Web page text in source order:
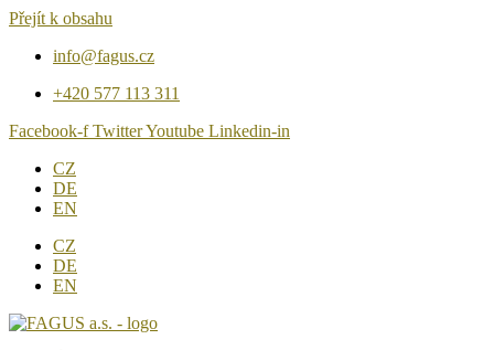
Přejít k obsahu
info@fagus.cz
+420 577 113 311
Facebook-f TwitterYoutube Linkedin-in
CZ
DE
EN
CZ
DE
EN